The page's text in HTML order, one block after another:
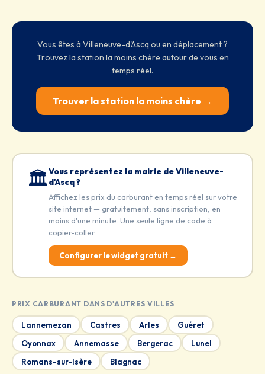
Vous êtes à Villeneuve-d'Ascq ou en déplacement ?
Trouvez la station la moins chère autour de vous en
temps réel.
Trouver la station la moins chère →
🏛️Vous représentez la mairie de Villeneuve-
d'Ascq ?
Affichez les prix du carburant en temps réel sur votre
site internet — gratuitement, sans inscription, en
moins d'une minute. Une seule ligne de code à
copier-coller.
Configurer le widget gratuit →
PRIX CARBURANT DANS D'AUTRES VILLES
Lannemezan Castres Arles
Guéret
Oyonnax
Annemasse Bergerac
Lunel
Romans-sur-Isère
Blagnac